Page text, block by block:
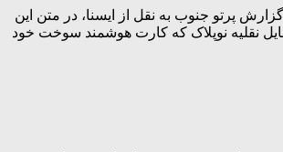
پرتو جنوب به نقل از ایسنا، در متن این
دفاتر پلیس + ۱۰ مراجعه کنند، همچنین مالکان محترم وسایل نقلیه نوپلاک که کارت هوشمند سوخت خود